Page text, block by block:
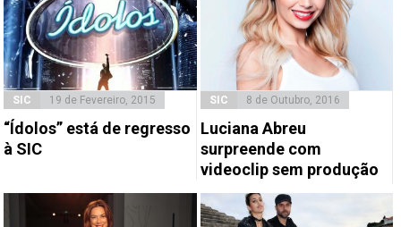
SIC 19 de Fevereiro, 2015
“Ídolos” está de regresso
à SIC
SIC 8 de Outubro, 2016
Luciana Abreu
surpreende com
videoclip sem produção